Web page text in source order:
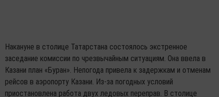
Накануне в столице Татарстана состоялось экстренное
заседание комиссии по чрезвычайным ситуациям. Она ввела в
Казани план «Буран». Непогода привела к задержкам и отменам
рейсов в аэропорту Казани. Из-за погодных условий
приостановлена работа двух ледовых переправ. В столице